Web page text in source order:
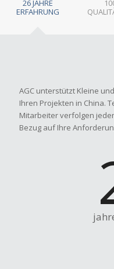
26 JAHRE
ERFAHRUNG
AGC unterstützt Kleine
Ihren Projekten in China.
Mitarbeiter verfolgen
Bezug auf Ihre